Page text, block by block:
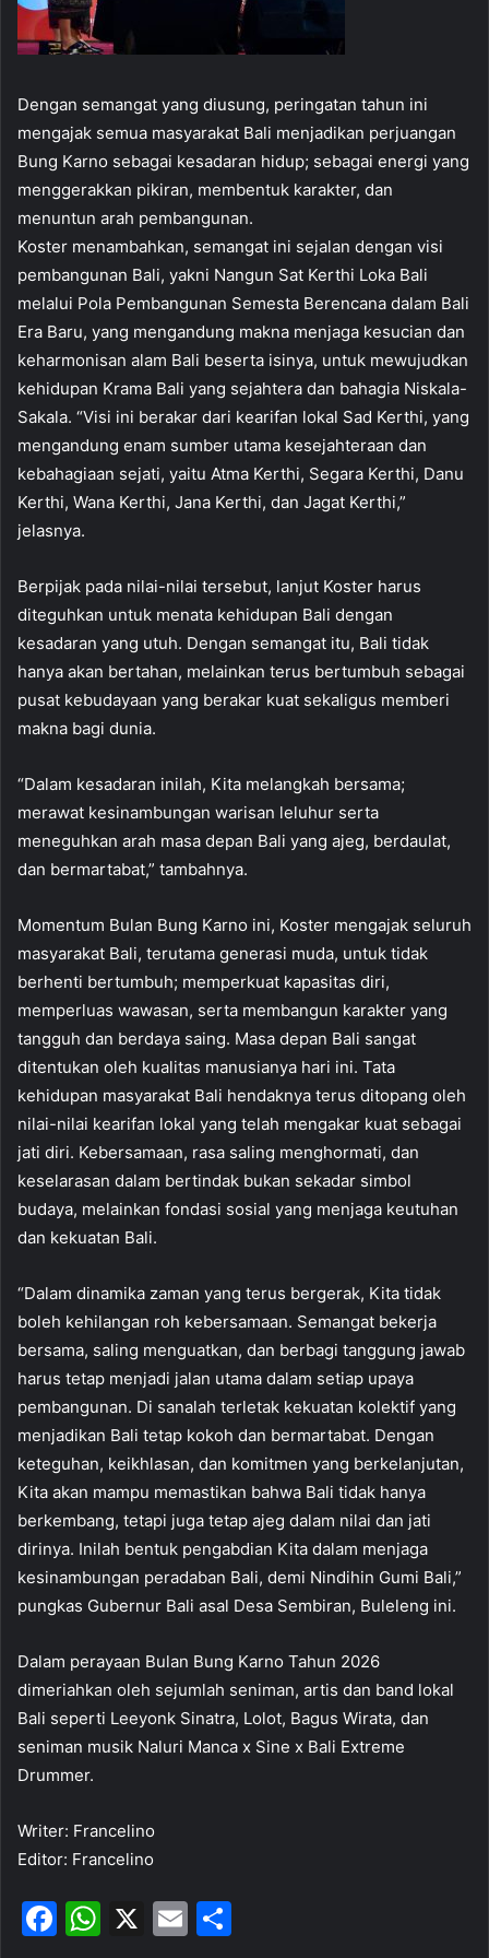
Dengan semangat yang diusung, peringatan tahun ini
mengajak semua masyarakat Bali menjadikan perjuangan
Bung Karno sebagai kesadaran hidup; sebagai energi yang
menggerakkan pikiran, membentuk karakter, dan
menuntun arah pembangunan.
Koster menambahkan, semangat ini sejalan dengan visi
pembangunan Bali, yakni Nangun Sat Kerthi Loka Bali
melalui Pola Pembangunan Semesta Berencana dalam Bali
Era Baru, yang mengandung makna menjaga kesucian dan
keharmonisan alam Bali beserta isinya, untuk mewujudkan
kehidupan Krama Bali yang sejahtera dan bahagia Niskala-
Sakala. “Visi ini berakar dari kearifan lokal Sad Kerthi, yang
mengandung enam sumber utama kesejahteraan dan
kebahagiaan sejati, yaitu Atma Kerthi, Segara Kerthi, Danu
Kerthi, Wana Kerthi, Jana Kerthi, dan Jagat Kerthi,”
jelasnya.
Berpijak pada nilai-nilai tersebut, lanjut Koster harus
diteguhkan untuk menata kehidupan Bali dengan
kesadaran yang utuh. Dengan semangat itu, Bali tidak
hanya akan bertahan, melainkan terus bertumbuh sebagai
pusat kebudayaan yang berakar kuat sekaligus memberi
makna bagi dunia.
“Dalam kesadaran inilah, Kita melangkah bersama;
merawat kesinambungan warisan leluhur serta
meneguhkan arah masa depan Bali yang ajeg, berdaulat,
dan bermartabat,” tambahnya.
Momentum Bulan Bung Karno ini, Koster mengajak seluruh
masyarakat Bali, terutama generasi muda, untuk tidak
berhenti bertumbuh; memperkuat kapasitas diri,
memperluas wawasan, serta membangun karakter yang
tangguh dan berdaya saing. Masa depan Bali sangat
ditentukan oleh kualitas manusianya hari ini. Tata
kehidupan masyarakat Bali hendaknya terus ditopang oleh
nilai-nilai kearifan lokal yang telah mengakar kuat sebagai
jati diri. Kebersamaan, rasa saling menghormati, dan
keselarasan dalam bertindak bukan sekadar simbol
budaya, melainkan fondasi sosial yang menjaga keutuhan
dan kekuatan Bali.
“Dalam dinamika zaman yang terus bergerak, Kita tidak
boleh kehilangan roh kebersamaan. Semangat bekerja
bersama, saling menguatkan, dan berbagi tanggung jawab
harus tetap menjadi jalan utama dalam setiap upaya
pembangunan. Di sanalah terletak kekuatan kolektif yang
menjadikan Bali tetap kokoh dan bermartabat. Dengan
keteguhan, keikhlasan, dan komitmen yang berkelanjutan,
Kita akan mampu memastikan bahwa Bali tidak hanya
berkembang, tetapi juga tetap ajeg dalam nilai dan jati
dirinya. Inilah bentuk pengabdian Kita dalam menjaga
kesinambungan peradaban Bali, demi Nindihin Gumi Bali,”
pungkas Gubernur Bali asal Desa Sembiran, Buleleng ini.
Dalam perayaan Bulan Bung Karno Tahun 2026
dimeriahkan oleh sejumlah seniman, artis dan band lokal
Bali seperti Leeyonk Sinatra, Lolot, Bagus Wirata, dan
seniman musik Naluri Manca x Sine x Bali Extreme
Drummer.
Writer: Francelino
Editor: Francelino
F
W X
E